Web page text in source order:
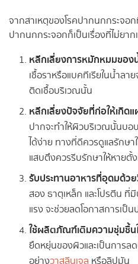
จากสาเหตุของโรคปากนกกระจอ
ปากนกกระจอกก็เป็นเรื่องที่ไม่ยาก
หลีกเลี่ยงการหมักหมมขอ
เชื้อราหรือแบคทีเรียในน้ำลา
ติดเชื้อบริเวณนั้น
หลีกเลี่ยงปัจจัยที่ก่อให้เกิด
ปากจะทำให้ผิวบริเวณนั้นบอ
ได้ง่าย ทางที่ดีควรดูแลรักษา
แสบตึงควรรีบรักษาให้หายตั้
รับประทานอาหารที่อุดมด้ว
สอง ธาตุเหล็ก และโปรตีน ที่
แรง จะช่วยลดโอกาสการเป็
ใช้ผลิตภัณฑ์เติมความชุ่มชื้น
ยืดหยุ่นของผิวและเป็นการล